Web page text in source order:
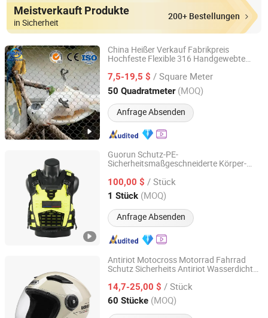
Meistverkauft Produkte
in Sicherheit
200+ Bestellungen
China Heißer Verkauf Fabrikpreis
Hochfeste Flexible 316 Handgewebte
Sicherheitszaun Volieren Sicherheitsnetz
7,5-19,5 $ / Square Meter
50 Quadratmeter (MOQ)
Anfrage Absenden
Hebei Frank Wire Mesh Products Co., Ltd.
Hebei, China Seit 2025
Guorun Schutz-PE-
Sicherheitsmaßgeschneiderte Körper-
100,00 $ / Stück
1 Stück (MOQ)
Anfrage Absenden
Jingjiang Guorun Police Equipment Manufacturing Co.,
Jiangsu, China
Antiriot Motocross Motorrad Fahrrad
Schutz Sicherheits Antiriot Wasserdicht
14,7-25,00 $ / Stück
60 Stücke (MOQ)
Yueqing Jifeng Motorcycle Helmet Co., Ltd.
Zhejiang, China Seit 2025